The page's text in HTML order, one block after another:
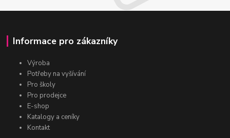
Informace pro zákazníky
Výroba
Potřeby na vyšívání
Pro školy
Pro prodejce
E-shop
Katalogy a ceníky
Kontakt